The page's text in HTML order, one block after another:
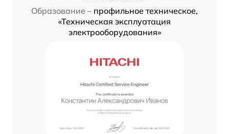
Образование – профильное техническое,
«Техническая эксплуатация
электрооборудования»